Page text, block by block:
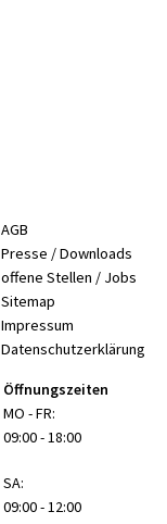
AGB
Presse / Downloads
offene Stellen / Jobs
Sitemap
Impressum
Datenschutzerklärung
Öffnungszeiten
MO - FR:
09:00 - 18:00
SA:
09:00 - 12:00